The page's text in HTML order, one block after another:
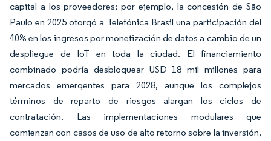
capital a los proveedores; por ejemplo, la concesión de São
Paulo en 2025 otorgó a Telefónica Brasil una participación del
40% en los ingresos por monetización de datos a cambio de un
despliegue de IoT en toda la ciudad. El financiamiento
combinado podría desbloquear USD 18 mil millones para
mercados emergentes para 2028, aunque los complejos
términos de reparto de riesgos alargan los ciclos de
contratación. Las implementaciones modulares que
comienzan con casos de uso de alto retorno sobre la inversión,